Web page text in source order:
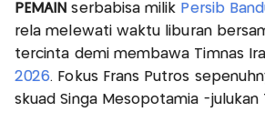
PEMAIN serbabisa milik Persib
rela melewati waktu liburan
tercinta demi membawa Timnas
2026. Fokus Frans Putros
skuad Singa Mesopotamia -julukan